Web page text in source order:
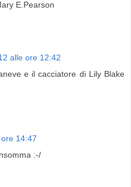
E.Pearson
alle ore 12:42
e il cacciatore di Lily Blake
14:47
:-/